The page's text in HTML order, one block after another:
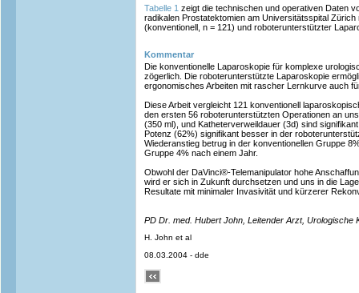
Tabelle 1 zeigt die technischen und operativen Daten
radikalen Prostatektomien am Universitätsspital
(konventionell, n = 121) und roboterunterstützter
Kommentar
Die konventionelle Laparoskopie für komplexe
zögerlich. Die roboterunterstützte Laparoskopie
ergonomisches Arbeiten mit rascher Lernkurve auch
Diese Arbeit vergleicht 121 konventionell
den ersten 56 roboterunterstützten Operationen an
(350 ml), und Katheterverweildauer (3d) sind
Potenz (62%) signifikant besser in der
Wiederanstieg betrug in der konventionellen Gruppe
Gruppe 4% nach einem Jahr.
Obwohl der DaVinci®-Telemanipulator hohe
wird er sich in Zukunft durchsetzen und uns in die
Resultate mit minimaler Invasivität und kürzerer
PD Dr. med. Hubert John, Leitender Arzt, Urologische
H. John et al
08.03.2004 - dde